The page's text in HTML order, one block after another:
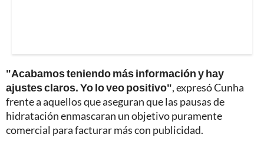
"Acabamos teniendo más información y hay
ajustes claros. Yo lo veo positivo", expresó Cunha
frente a aquellos que aseguran que las pausas de
hidratación enmascaran un objetivo puramente
comercial para facturar más con publicidad.